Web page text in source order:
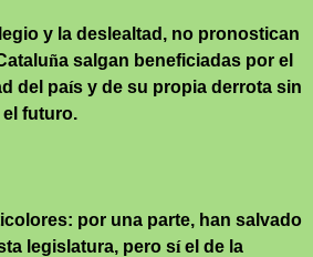
y la deslealtad, no pronostican
ña salgan beneficiadas por el
del país y de su propia derrota sin
futuro.
por una parte, han salvado
legislatura, pero síel de la